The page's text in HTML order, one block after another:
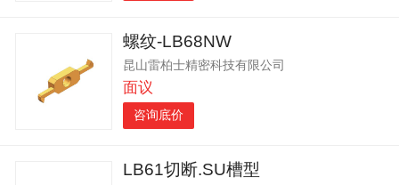
螺纹-LB68NW
昆山雷柏士精密科技有限公司
面议
咨询底价
LB61切断.SU槽型